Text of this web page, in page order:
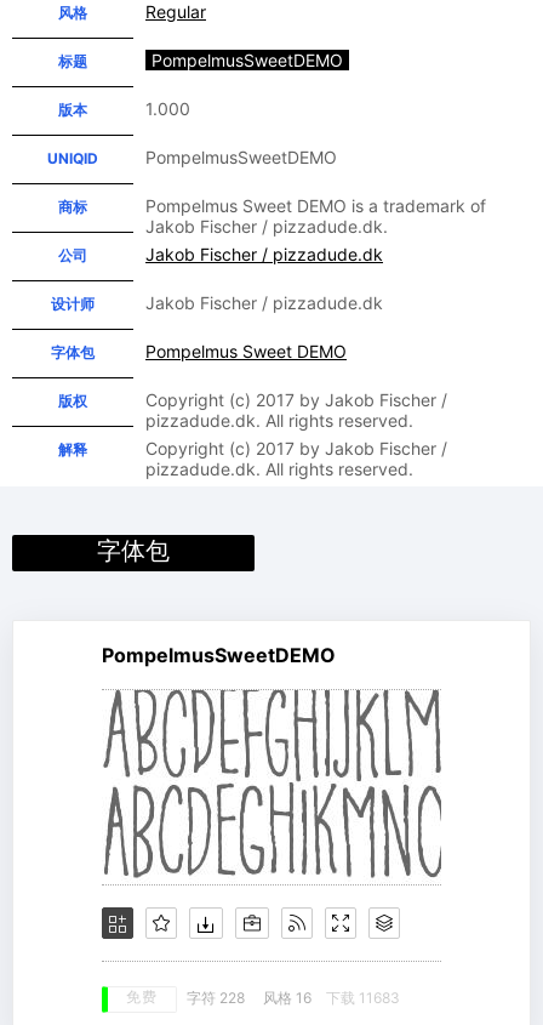
风格 Regular
标题 PompelmusSweetDEMO
版本 1.000
UNIQID PompelmusSweetDEMO
商标
Pompelmus Sweet DEMO is a trademark of
Jakob Fischer / pizzadude.dk.
公司 Jakob Fischer / pizzadude.dk
设计师 Jakob Fischer / pizzadude.dk
字体包 Pompelmus Sweet DEMO
版权
Copyright (c) 2017 by Jakob Fischer /
pizzadude.dk. All rights reserved.
解释
Copyright (c) 2017 by Jakob Fischer /
pizzadude.dk. All rights reserved.
字体包
PompelmusSweetDEMO
免费 字符 228 风格 16 下载 11683